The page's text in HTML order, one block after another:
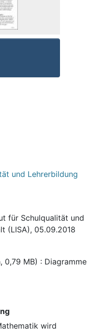
und Lehrerbildung
für Schulqualität und
(LISA), 05.09.2018
0,79 MB) : Diagramme
wird